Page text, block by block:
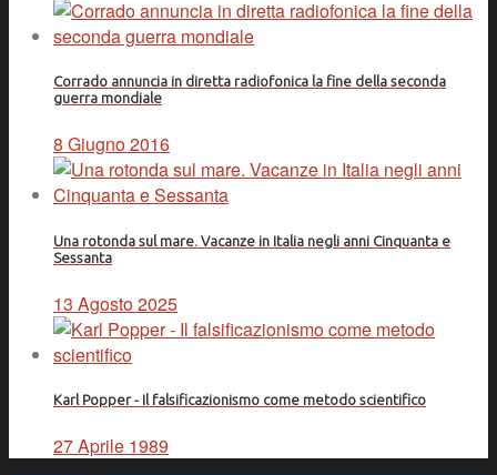
Corrado annuncia in diretta radiofonica la fine della seconda
guerra mondiale
8 Giugno 2016
Una rotonda sul mare. Vacanze in Italia negli anni Cinquanta e
Sessanta
13 Agosto 2025
Karl Popper - Il falsificazionismo come metodo scientifico
27 Aprile 1989